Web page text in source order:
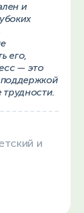
и
его,
— это
и